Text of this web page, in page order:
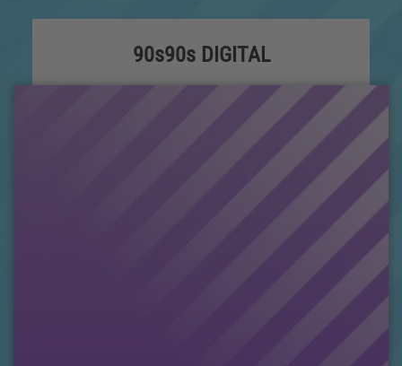
90s90s DIGITAL